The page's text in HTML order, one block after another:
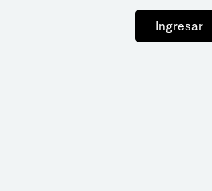
Ingresar